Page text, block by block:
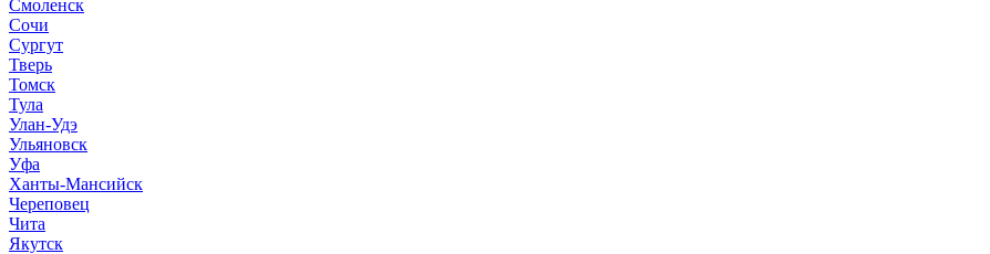
Смоленск
Сочи
Сургут
Тверь
Томск
Тула
Улан-Удэ
Ульяновск
Уфа
Ханты-Мансийск
Череповец
Чита
Якутск